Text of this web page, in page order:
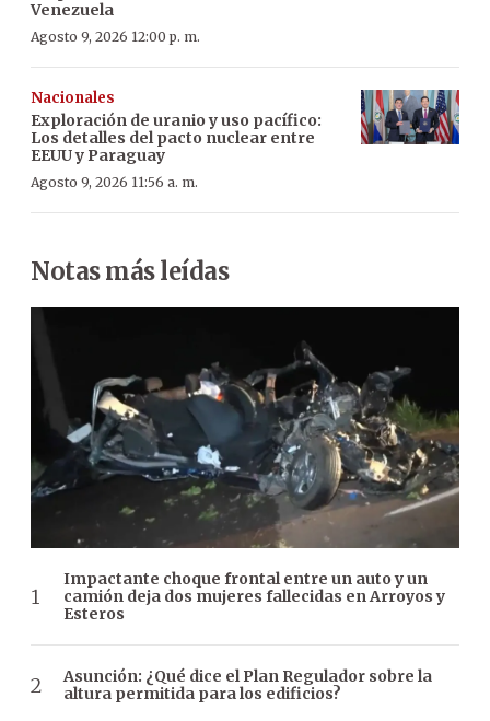
Venezuela
Agosto 9, 2026 12:00 p. m.
Nacionales
Exploración de uranio y uso pacífico:
Los detalles del pacto nuclear entre
EEUU y Paraguay
Agosto 9, 2026 11:56 a. m.
Notas más leídas
Impactante choque frontal entre un auto y un
camión deja dos mujeres fallecidas en Arroyos y
Esteros
Asunción: ¿Qué dice el Plan Regulador sobre la
altura permitida para los edificios?